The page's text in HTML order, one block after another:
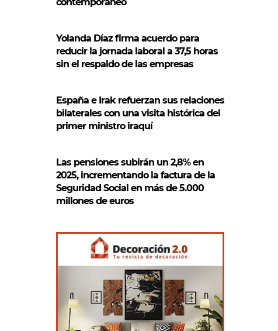
Yolanda Díaz firma acuerdo para
reducir la jornada laboral a 37,5 horas
sin el respaldo de las empresas
España e Irak refuerzan sus relaciones
bilaterales con una visita histórica del
primer ministro iraquí
Las pensiones subirán un 2,8% en
2025, incrementando la factura de la
Seguridad Social en más de 5.000
millones de euros